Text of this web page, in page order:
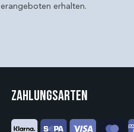
erhalten.
Zahlungsarten